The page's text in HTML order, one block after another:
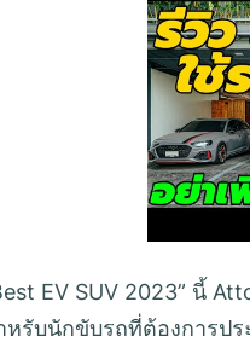
EV SUV 2023” นี้
รับนักขับรถที่ต้องการป